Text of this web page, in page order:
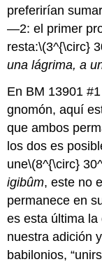
preferirían
—2: el primer
resta:\(3^{\circ}
una lágrima, a
En BM 13901
gnomón, aquí
que ambos
los dos es
une\(8^{\circ}
igibûm, este no
permanece en
es esta última la
nuestra adición
babilonios,